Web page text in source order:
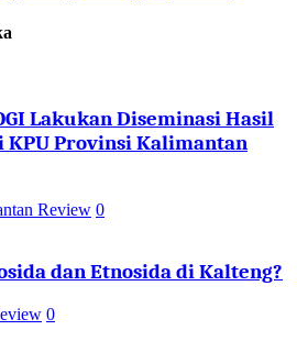
Lakukan Diseminasi Hasil
KPU Provinsi Kalimantan
Review 0
dan Etnosida di Kalteng?
0